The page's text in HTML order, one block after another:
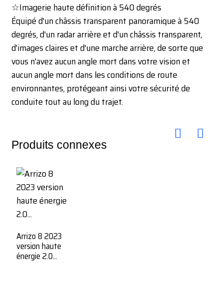
☆Imagerie haute définition à 540 degrés
Équipé d'un châssis transparent panoramique à 540
degrés, d'un radar arrière et d'un châssis transparent,
d'images claires et d'une marche arrière, de sorte que
vous n'avez aucun angle mort dans votre vision et
aucun angle mort dans les conditions de route
environnantes, protégeant ainsi votre sécurité de
conduite tout au long du trajet.
Produits connexes
Arrizo 8 2023
version haute
énergie 2.0...